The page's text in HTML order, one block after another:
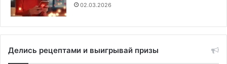
02.03.2026
Делись рецептами и выигрывай призы